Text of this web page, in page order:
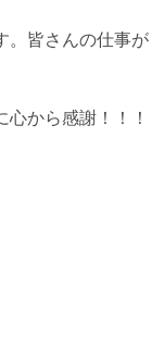
。皆さんの仕事が
から感謝！！！